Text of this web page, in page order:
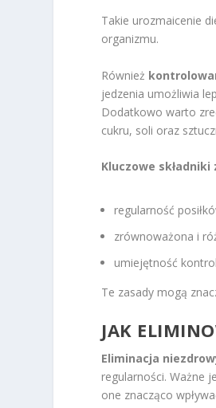
Takie urozmaicenie
organizmu.
Również
jedzenia umożliwia
Dodatkowo warto
cukru, soli oraz
Kluczowe
regularność
zrównoważona i
umiejętność
Te zasady mogą
JAK
Eliminacja
regularności. Ważne
one znacząco